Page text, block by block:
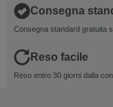
Consegna
Consegna standard gratuita
Reso facile
Reso entro 30 giorni dalla